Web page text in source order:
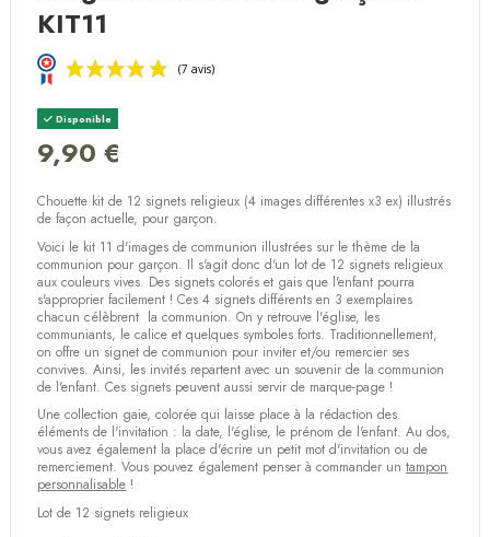
KIT11
(7 avis)
Disponible
9,90 €
Chouette kit de 12 signets religieux (4 images différentes x3 ex) illustrés
de façon actuelle, pour garçon.
Voici le kit 11 d'images de communion illustrées sur le thème de la
communion pour garçon. Il s'agit donc d'un lot de 12 signets religieux
aux couleurs vives. Des signets colorés et gais que l'enfant pourra
s'approprier facilement ! Ces 4 signets différents en 3 exemplaires
chacun célèbrent la communion. On y retrouve l'église, les
communiants, le calice et quelques symboles forts. Traditionnellement,
on offre un signet de communion pour inviter et/ou remercier ses
convives. Ainsi, les invités repartent avec un souvenir de la communion
de l'enfant. Ces signets peuvent aussi servir de marque-page !
Une collection gaie, colorée qui laisse place à la rédaction des
éléments de l'invitation : la date, l'église, le prénom de l'enfant. Au dos,
vous avez également la place d'écrire un petit mot d'invitation ou de
remerciement. Vous pouvez également penser à commander untampon
personnalisable !
Lot de 12 signets religieux